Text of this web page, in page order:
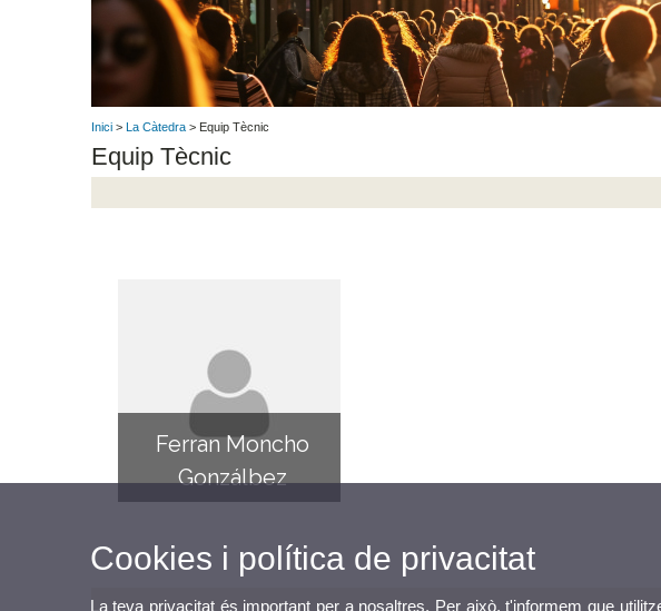
Inici > La Càtedra > Equip Tècnic
Equip Tècnic
Ferran Moncho
Gonzálbez
Cookies i política de privacitat
La teva privacitat és important per a nosaltres. Per això, t'informem que